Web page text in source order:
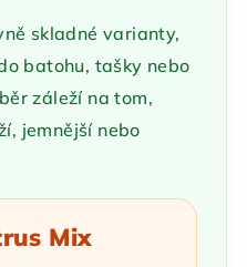
skladné varianty,
batohu, tašky nebo
záleží na tom,
jemnější nebo
Mix